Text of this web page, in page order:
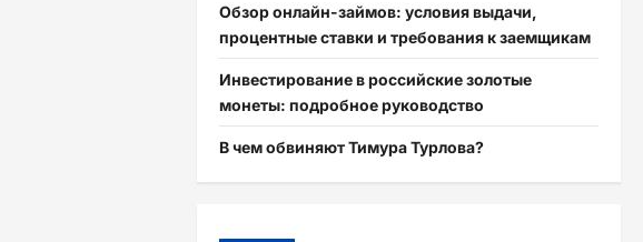
Обзор онлайн-займов: условия выдачи,
процентные ставки и требования к заемщикам
Инвестирование в российские золотые
монеты: подробное руководство
В чем обвиняют Тимура Турлова?